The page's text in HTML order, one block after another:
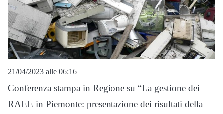
21/04/2023 alle 06:16
Conferenza stampa in Regione su “La gestione dei
RAEE in Piemonte: presentazione dei risultati della